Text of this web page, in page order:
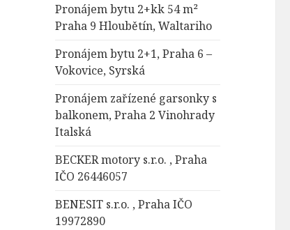
Pronájem bytu 2+kk 54 m²
Praha 9 Hloubětín, Waltariho
Pronájem bytu 2+1, Praha 6 –
Vokovice, Syrská
Pronájem zařízené garsonky s
balkonem, Praha 2 Vinohrady
Italská
BECKER motory s.r.o. , Praha
IČO 26446057
BENESIT s.r.o. , Praha IČO
19972890